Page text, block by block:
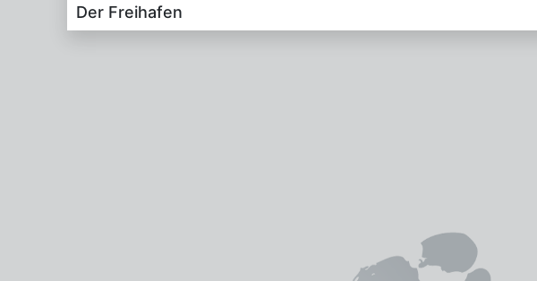
Der Frei­ha­fen